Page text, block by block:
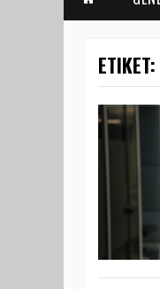
ETIKET: